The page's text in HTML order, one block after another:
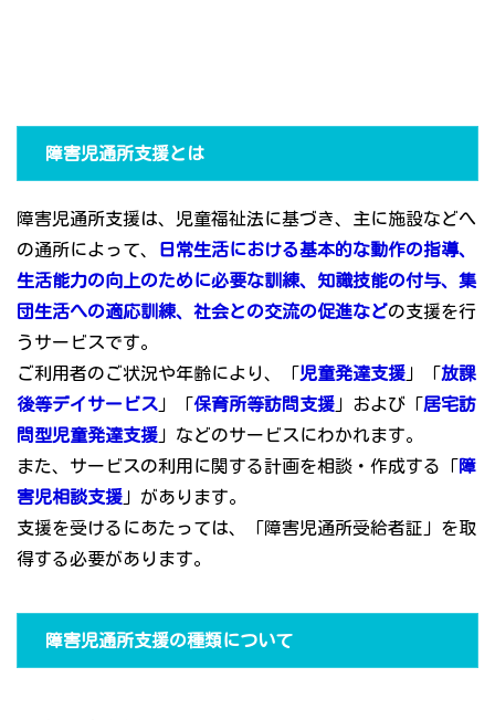
障害児通所支援とは
障害児通所支援は、児童福祉法に基づき、主に施設などへ
の通所によって、
日常生活における基本的な動作の指導、
生活能力の向上のために必要な訓練、知識技能の付与、集
団生活への適応訓練、社会との交流の促進などの支援を行
うサービスです。
ご利用者のご状況や年齢により、「児童発達支援 」「放課
後等デイサービス 」「保育所等訪問支援 」および「居宅訪
問型児童発達支援 」などのサービスにわかれます。
また、サービスの利用に関する計画を相談・作成する「障
害児相談支援 」があります。
支援を受けるにあたっては、「障害児通所受給者証」を取
得する必要があります。
障害児通所支援の種類について